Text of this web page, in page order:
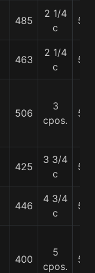
485
2 1/4
c
56
463
2 1/4
c
56
506
3
cpos.
56
425
3 3/4
c
56
446
4 3/4
c
56
400
5
cpos.
56